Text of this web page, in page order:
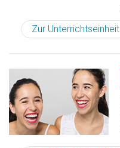
Zur Unterrichtseinheit